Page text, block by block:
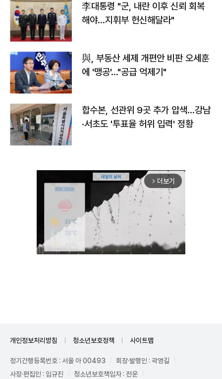
李대통령 "군, 내란 이후 신뢰 회복
해야…지휘부 헌신해달라"
與, 부동산 세제 개편안 비판 오세훈
에 '맹공'…"공급 억제기"
합수본, 선관위 9곳 추가 압색…강남
·서초도 '투표율 허위 입력' 정황
arrow_forward_ios 더보기
개인정보처리방침 청소년보호정책 사이트맵
정기간행등록번호 : 서울 아 00493
회장·발행인 : 곽영길
사장·편집인 : 임규진
청소년보호책임자 : 전운